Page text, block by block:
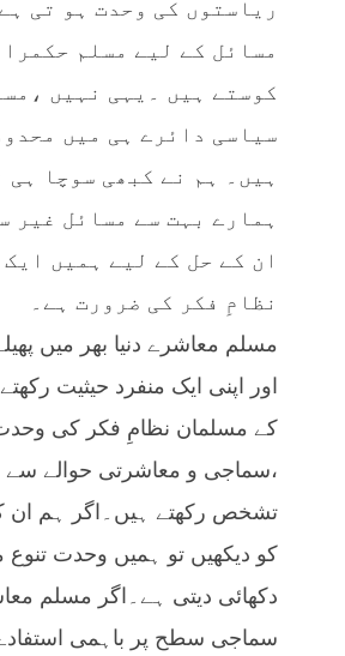
ریاستوں کی وحدت ہو تی
مسائل کے لیے مسلم
کوستے ہیں ۔یہی نہیں
سیاسی دائرے ہی میں
ہیں۔ ہم نے کبھی سوچا ہی
ہمارے بہت سے مسائل غیر
ان کے حل کے لیے ہمیں
نظامِ فکر کی ضرورت ہے۔
مسلم معاشرے دنیا بھر میں
اور اپنی ایک منفرد حیثیت
کے مسلمان نظامِ فکر کی
،سماجی و معاشرتی حوالے
تشخص رکھتے ہیں۔اگر ہم
کو دیکھیں تو ہمیں وحدت تنوع
دکھائی دیتی ہے۔اگر مسلم
سماجی سطح پر باہمی